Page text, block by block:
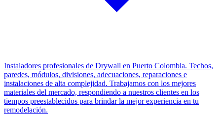
Instaladores profesionales de Drywall en Puerto Colombia. Techos,
paredes, módulos, divisiones, adecuaciones, reparaciones e
instalaciones de alta complejidad. Trabajamos con los mejores
materiales del mercado, respondiendo a nuestros clientes en los
tiempos preestablecidos para brindar la mejor experiencia en tu
remodelación.